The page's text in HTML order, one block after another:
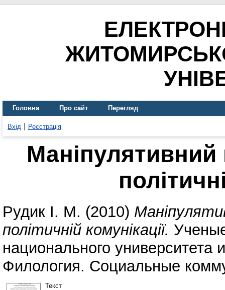
Головна Про сайт Перегляд
Вхід Реєстрація
Рудик І. М. (2010)
політичній комунікації.
национального
Филология. Социальные
Текст